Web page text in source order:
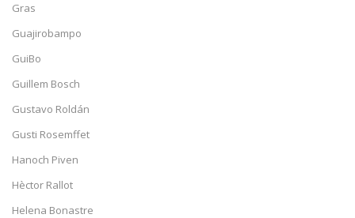
Gras
Guajirobampo
GuiBo
Guillem Bosch
Gustavo Roldán
Gusti Rosemffet
Hanoch Piven
Hèctor Rallot
Helena Bonastre